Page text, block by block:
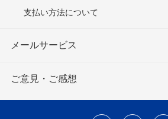
支払い方法について
メールサービス
ご意見・ご感想